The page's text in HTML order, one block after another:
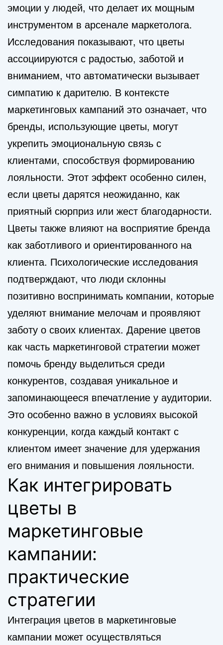
эмоции у людей, что делает их мощным
инструментом в арсенале маркетолога.
Исследования показывают, что цветы
ассоциируются с радостью, заботой и
вниманием, что автоматически вызывает
симпатию к дарителю. В контексте
маркетинговых кампаний это означает, что
бренды, использующие цветы, могут
укрепить эмоциональную связь с
клиентами, способствуя формированию
лояльности. Этот эффект особенно силен,
если цветы дарятся неожиданно, как
приятный сюрприз или жест благодарности.
Цветы также влияют на восприятие бренда
как заботливого и ориентированного на
клиента. Психологические исследования
подтверждают, что люди склонны
позитивно воспринимать компании, которые
уделяют внимание мелочам и проявляют
заботу о своих клиентах. Дарение цветов
как часть маркетинговой стратегии может
помочь бренду выделиться среди
конкурентов, создавая уникальное и
запоминающееся впечатление у аудитории.
Это особенно важно в условиях высокой
конкуренции, когда каждый контакт с
клиентом имеет значение для удержания
его внимания и повышения лояльности.
Как интегрировать
цветы в
маркетинговые
кампании:
практические
стратегии
Интеграция цветов в маркетинговые
кампании может осуществляться